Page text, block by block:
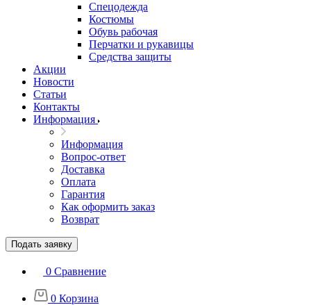
Спецодежда
Костюмы
Обувь рабочая
Перчатки и рукавицы
Средства защиты
Акции
Новости
Статьи
Контакты
Информация
Информация
Вопрос-ответ
Доставка
Оплата
Гарантия
Как оформить заказ
Возврат
Подать заявку
0 Сравнение
0 Корзина